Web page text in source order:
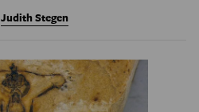
Judith Stegen